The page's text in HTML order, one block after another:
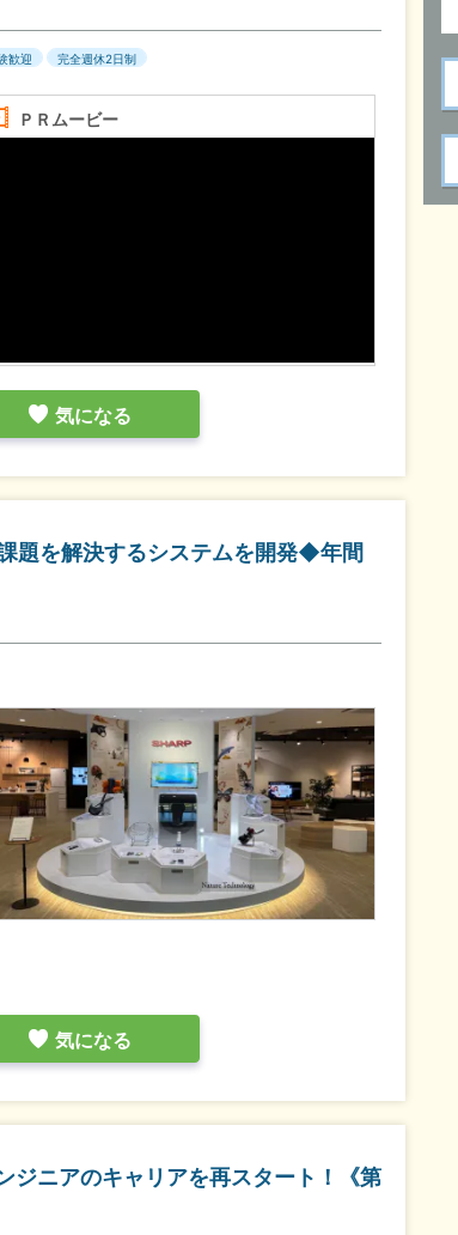
歓迎 完全週休2日制
ＰＲムービー
気になる
題を解決するシステムを開発◆年間
気になる
ジニアのキャリアを再スタート！《第